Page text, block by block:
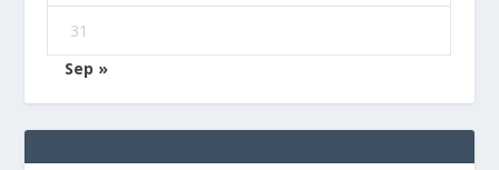
31
Sep »